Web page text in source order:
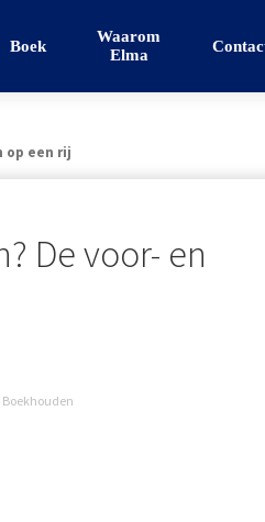
Boek
Waarom
Elma
op een rij
De voor- en
Boekhouden